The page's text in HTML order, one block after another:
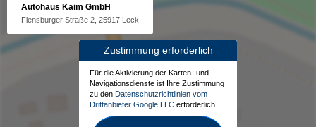
Autohaus Kaim GmbH
Flensburger Straße 2, 25917 Leck
Zustimmung erforderlich
Für die Aktivierung der Karten- und
Navigationsdienste ist Ihre Zustimmung
zu den Datenschutzrichtlinien vom
Drittanbieter Google LLC erforderlich.